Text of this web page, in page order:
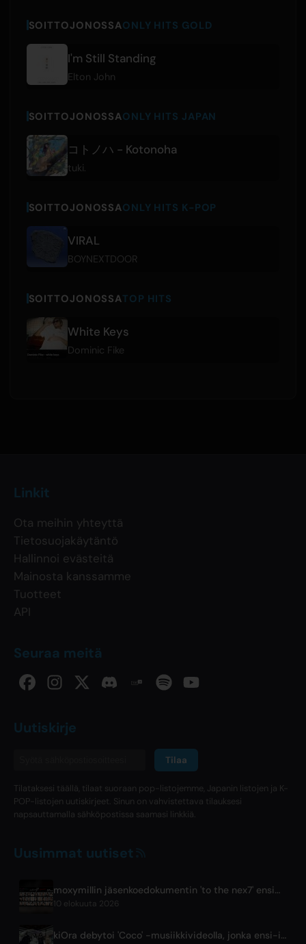
SOITTOJONOSSAONLY HITS GOLD
I'm Still Standing
Elton John
SOITTOJONOSSAONLY HITS JAPAN
コトノハ - Kotonoha
tuki.
SOITTOJONOSSAONLY HITS K-POP
VIRAL
BOYNEXTDOOR
SOITTOJONOSSATOP HITS
White Keys
Dominic Fike
Linkit
Ota meihin yhteyttä
Tietosuojakäytäntö
Hallinnoi evästeitä
Mainosta kanssamme
Tuotteet
API
Seuraa meitä
Uutiskirje
Tilaa
Tilataksesi täällä, tilaat suoraan pop-listojemme, Japanin listojen ja K-
POP-listojen uutiskirjeet. Sinun on vahvistettava tilauksesi
napsauttamalla sähköpostissa saamasi linkkiä.
Uusimmat uutiset
moxymillin jäsenkoedokumentin 'to the nex7' ensimmäinen jakso julkaistu
10 elokuuta 2026
kiOra debytoi 'Coco' -musiikkivideolla, jonka ensi-ilta oli HEAD IN THE CLOUDS LA -festivaaleilla